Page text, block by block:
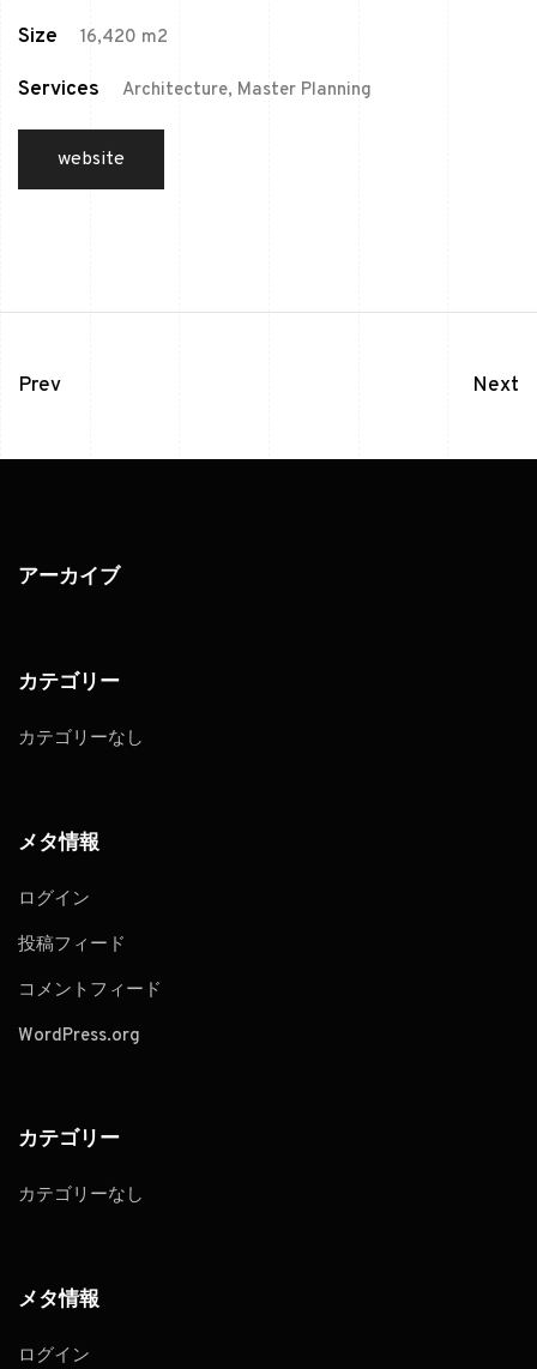
Size 16,420 m2
Services Architecture, Master Planning
website
Prev Next
アーカイブ
カテゴリー
カテゴリーなし
メタ情報
ログイン
投稿フィード
コメントフィード
WordPress.org
カテゴリー
カテゴリーなし
メタ情報
ログイン